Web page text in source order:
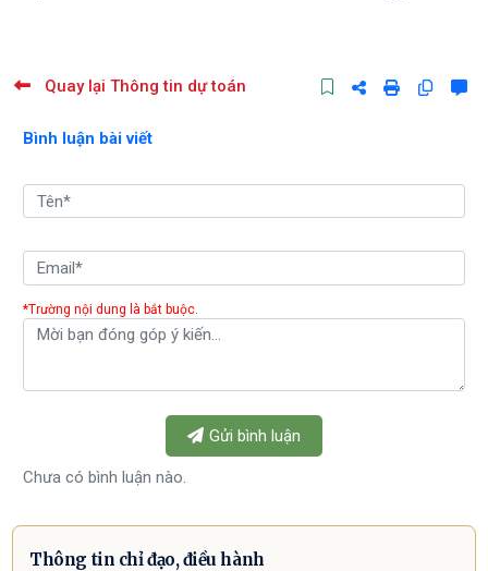
Quay lại Thông tin dự toán
Bình luận bài viết
*Trường nội dung là bắt buộc.
Gửi bình luận
Chưa có bình luận nào.
Thông tin chỉ đạo, điều hành